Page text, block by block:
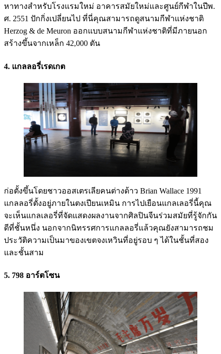
หาทางสำหรับโรงแรมใหม่ อาคารสมัยใหม่และศูนย์กีฬาในปีพ.
ศ. 2551 ปักกิ่งเปลี่ยนไป ที่นี่คุณสามารถดูสนามกีฬาแห่งชาติ
Herzog & de Meuron ออกแบบสนามกีฬาแห่งชาติที่มีภายนอก
สร้างขึ้นจากเหล็ก 42,000 ตัน
4. แกลลอรี่เรดเกต
ก่อตั้งขึ้นโดยชาวออสเตรเลียคนต่างด้าว Brian Wallace 1991
แกลลอรี่ตั้งอยู่ภายในตงเปียนเหมิน การไปเยือนแกลเลอรี่นี้คุณ
จะเห็นแกลเลอรี่ที่จัดแสดงผลงานจากศิลปินจีนร่วมสมัยที่รู้จักกัน
ดีที่ชั้นหนึ่ง นอกจากนิทรรศการแกลลอรี่แล้วคุณยังสามารถชม
ประวัติความเป็นมาของเขตจงเหวินที่อยู่รอบ ๆ ได้ในชั้นที่สอง
และชั้นสาม
5. 798 อาร์ตโซน